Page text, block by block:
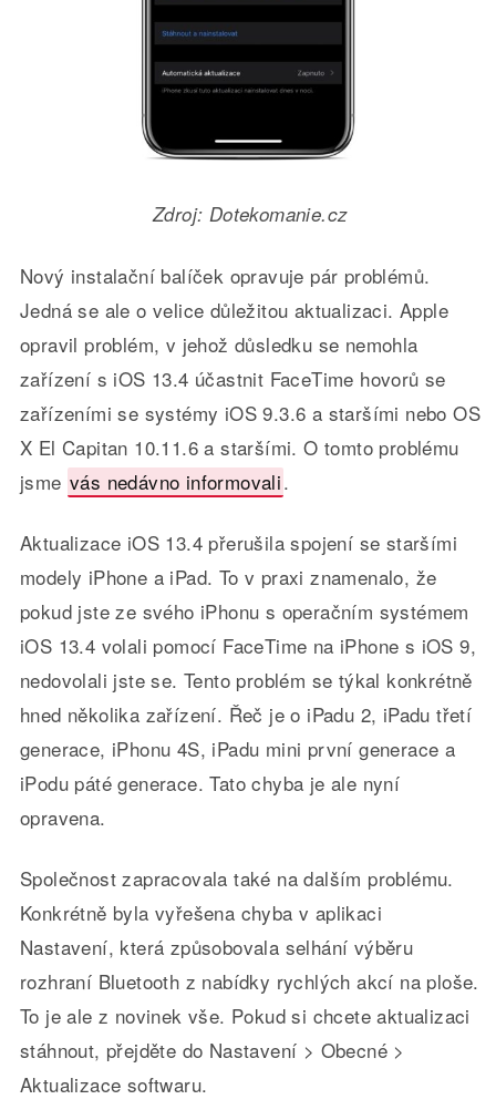
Zdroj: Dotekomanie.cz
Nový instalační balíček opravuje pár problémů.
Jedná se ale o velice důležitou aktualizaci. Apple
opravil problém, v jehož důsledku se nemohla
zařízení s iOS 13.4 účastnit FaceTime hovorů se
zařízeními se systémy iOS 9.3.6 a staršími nebo OS
X El Capitan 10.11.6 a staršími. O tomto problému
jsme vás nedávno informovali.
Aktualizace iOS 13.4 přerušila spojení se staršími
modely iPhone a iPad. To v praxi znamenalo, že
pokud jste ze svého iPhonu s operačním systémem
iOS 13.4 volali pomocí FaceTime na iPhone s iOS 9,
nedovolali jste se. Tento problém se týkal konkrétně
hned několika zařízení. Řeč je o iPadu 2, iPadu třetí
generace, iPhonu 4S, iPadu mini první generace a
iPodu páté generace. Tato chyba je ale nyní
opravena.
Společnost zapracovala také na dalším problému.
Konkrétně byla vyřešena chyba v aplikaci
Nastavení, která způsobovala selhání výběru
rozhraní Bluetooth z nabídky rychlých akcí na ploše.
To je ale z novinek vše. Pokud si chcete aktualizaci
stáhnout, přejděte do Nastavení > Obecné >
Aktualizace softwaru.